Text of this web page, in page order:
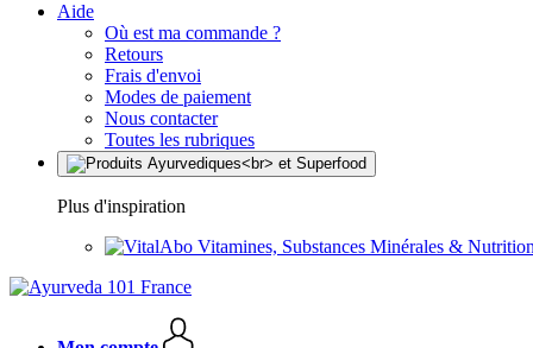
Aide
Où est ma commande ?
Retours
Frais d'envoi
Modes de paiement
Nous contacter
Toutes les rubriques
Plus d'inspiration
Vitamines, Substances Minérales &